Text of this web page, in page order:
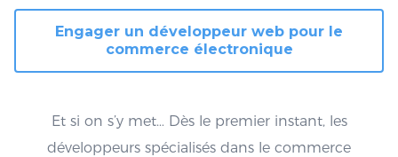
Engager un développeur web pour le
commerce électronique
Et si on s’y met… Dès le premier instant, les
développeurs spécialisés dans le commerce